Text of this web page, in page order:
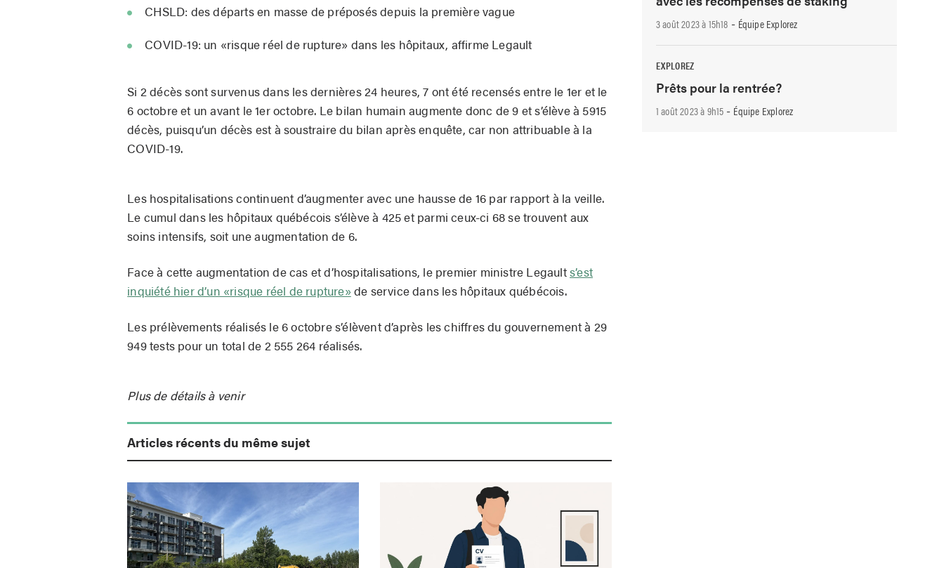
CHSLD: des départs en masse de préposés depuis la première vague
COVID-19: un «risque réel de rupture» dans les hôpitaux, affirme Legault
Si 2 décès sont survenus dans les dernières 24 heures, 7 ont été recensés entre le 1er et le
6 octobre et un avant le 1er octobre. Le bilan humain augmente donc de 9 et s’élève à 5915
décès, puisqu’un décès est à soustraire du bilan après enquête, car non attribuable à la
COVID-19.
Les hospitalisations continuent d’augmenter avec une hausse de 16 par rapport à la veille.
Le cumul dans les hôpitaux québécois s’élève à 425 et parmi ceux-ci 68 se trouvent aux
soins intensifs, soit une augmentation de 6.
Face à cette augmentation de cas et d’hospitalisations, le premier ministre Legaults’est
inquiété hier d’un «risque réel de rupture»de service dans les hôpitaux québécois.
Les prélèvements réalisés le 6 octobre s’élèvent d’après les chiffres du gouvernement à 29
949 tests pour un total de 2 555 264 réalisés.
Plus de détails à venir
Articles récents du même sujet
3 août 2023 à 15h18 - Équipe Explorez
EXPLOREZ
Prêts pour la rentrée?
1 août 2023 à 9h15 - Équipe Explorez